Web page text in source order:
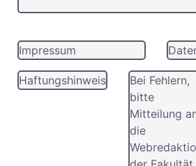
Impressum
Haftungshinweis
Bei Fehlern,
bitte
Mitteilung
die